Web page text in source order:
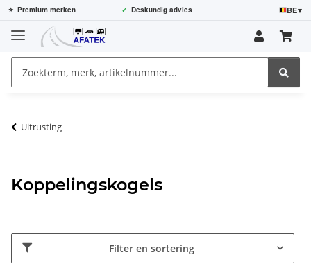
⭐ Premium merken ✓ Deskundig advies BE▾
Uitrusting
Koppelingskogels
Filter en sortering